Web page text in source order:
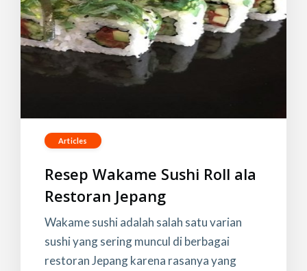
Articles
Resep Wakame Sushi Roll ala
Restoran Jepang
Wakame sushi adalah salah satu varian
sushi yang sering muncul di berbagai
restoran Jepang karena rasanya yang